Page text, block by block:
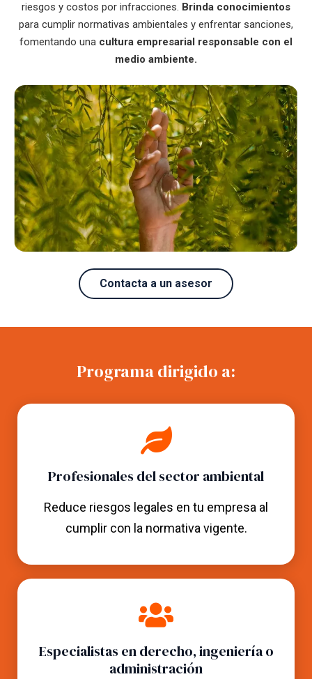
riesgos y costos por infracciones. Brinda conocimientos
para cumplir normativas ambientales y enfrentar sanciones,
fomentando una cultura empresarial responsable con el
medio ambiente.
Contacta a un asesor
Programa dirigido a:
Profesionales del sector ambiental
Reduce riesgos legales en tu empresa al
cumplir con la normativa vigente.
Especialistas en derecho, ingeniería o
administración